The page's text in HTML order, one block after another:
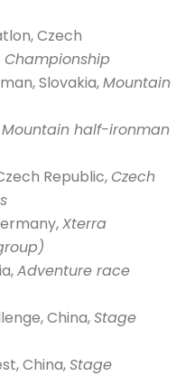
Czech
Slovakia,Mountain
Mountain half-ironman
Republic,Czech
Xterra
Adventure race
China,Stage
China,Stage